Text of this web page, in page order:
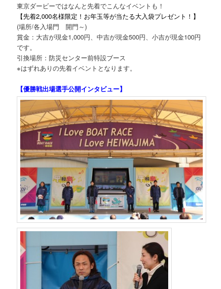
東京ダービーではなんと先着でこんなイベントも！
【先着2,000名様限定！お年玉等が当たる大入袋プレゼント！】
(場所/各入場門 開門～)
賞金：大吉が現金1,000円、中吉が現金500円、小吉が現金100円
です。
引換場所：防災センター前特設ブース
※はずれありの先着イベントとなります。
【優勝戦出場選手公開インタビュー】